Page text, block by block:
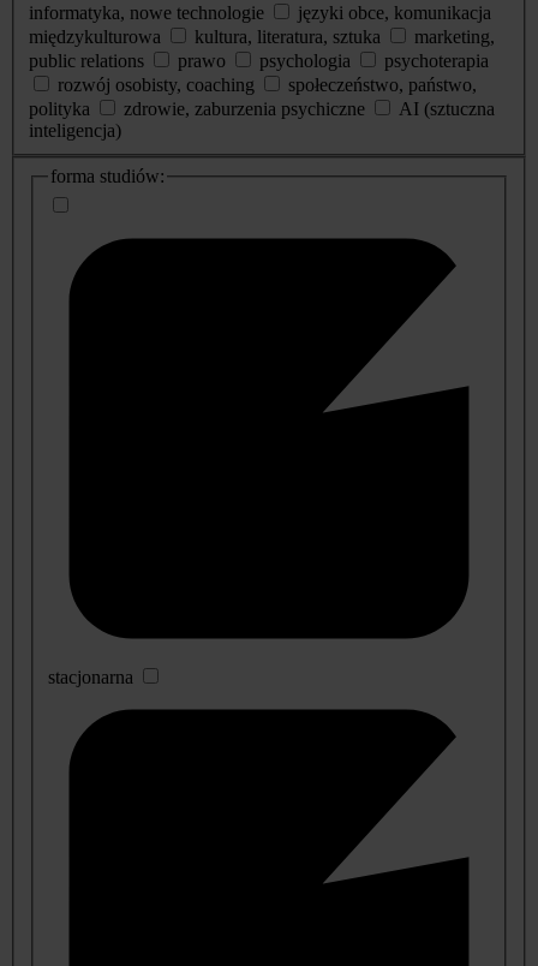
informatyka, nowe technologie
języki obce, komunikacja
międzykulturowa
kultura, literatura, sztuka
marketing,
public relations
prawo psychologia
psychoterapia
rozwój osobisty, coaching
społeczeństwo, państwo,
polityka
zdrowie, zaburzenia psychiczne
AI (sztuczna
inteligencja)
dodatkowe
informacje
forma studiów:
stacjonarna